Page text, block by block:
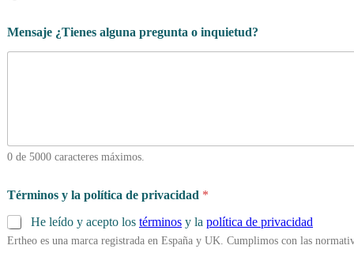
Mensaje ¿Tienes alguna pregunta o inquietud?
0 de 5000 caracteres máximos.
Términos y la política de privacidad *
He leído y acepto los términos y la política de privacidad
Ertheo es una marca registrada en España y UK. Cumplimos con las